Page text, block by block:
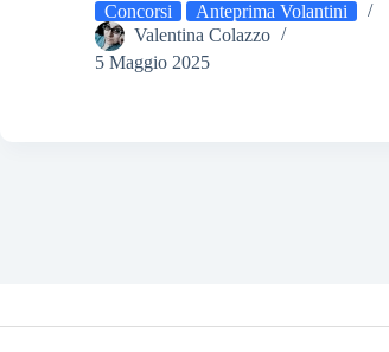
Concorsi
Anteprima Volantini
Valentina Colazzo
5 Maggio 2025